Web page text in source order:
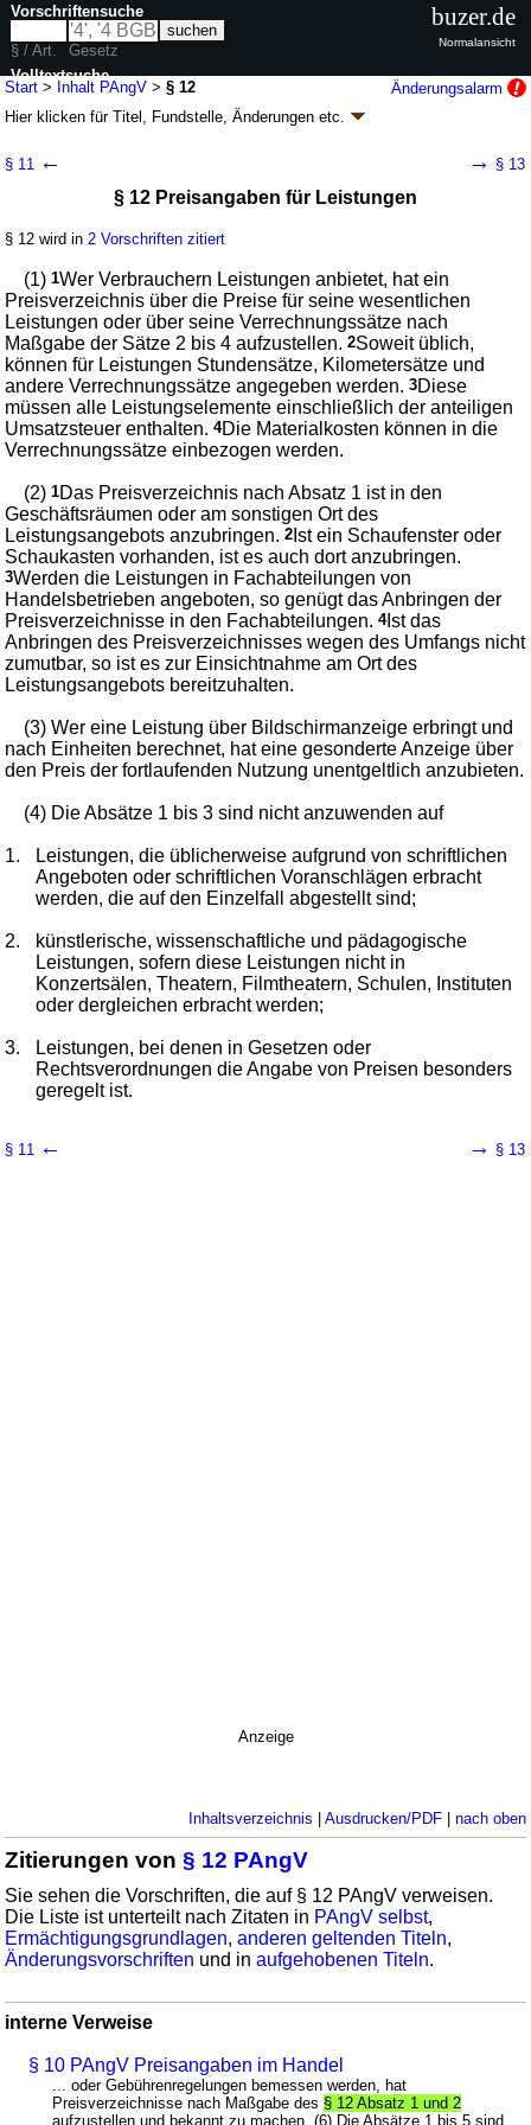
Start > Inhalt PAngV >§ 12
Änderungsalarm
Hier klicken fürTitel, Fundstelle, Änderungen etc.
G. v. 12.05.2026BGBl. 2026 I Nr. 139
Grundlagen des Preisrechts
wird in 27 Vorschriften zitiert
Abschnitt 3 Besondere Bestimmungen
§ 11 ← → § 13
§ 12 Preisangaben für Leistungen
§ 12 wird in 2 Vorschriften zitiert
(1)1Wer Verbrauchern Leistungen anbietet, hat ein
Preisverzeichnis über die Preise für seine wesentlichen
Leistungen oder über seine Verrechnungssätze nach
Maßgabe der Sätze 2 bis 4 aufzustellen.2Soweit üblich,
können für Leistungen Stundensätze, Kilometersätze und
andere Verrechnungssätze angegeben werden.3Diese
müssen alle Leistungselemente einschließlich der anteiligen
Umsatzsteuer enthalten.4Die Materialkosten können in die
Verrechnungssätze einbezogen werden.
(2)1Das Preisverzeichnis nach Absatz 1 ist in den
Geschäftsräumen oder am sonstigen Ort des
Leistungsangebots anzubringen.2 Ist ein Schaufenster oder
Schaukasten vorhanden, ist es auch dort anzubringen.
3Werden die Leistungen in Fachabteilungen von
Handelsbetrieben angeboten, so genügt das Anbringen der
Preisverzeichnisse in den Fachabteilungen.4Ist das
Anbringen des Preisverzeichnisses wegen des Umfangs nicht
zumutbar, so ist es zur Einsichtnahme am Ort des
Leistungsangebots bereitzuhalten.
(3) Wer eine Leistung über Bildschirmanzeige erbringt und
nach Einheiten berechnet, hat eine gesonderte Anzeige über
den Preis der fortlaufenden Nutzung unentgeltlich anzubieten.
(4) Die Absätze 1 bis 3 sind nicht anzuwenden auf
1.
Leistungen, die üblicherweise aufgrund von schriftlichen
Angeboten oder schriftlichen Voranschlägen erbracht
werden, die auf den Einzelfall abgestellt sind;
2.
künstlerische, wissenschaftliche und pädagogische
Leistungen, sofern diese Leistungen nicht in
Konzertsälen, Theatern, Filmtheatern, Schulen, Instituten
oder dergleichen erbracht werden;
3.
Leistungen, bei denen in Gesetzen oder
Rechtsverordnungen die Angabe von Preisen besonders
geregelt ist.
§ 11 ← → § 13
Anzeige
Inhaltsverzeichnis | Ausdrucken/PDF| nach oben
Zitierungen von§ 12 PAngV
Sie sehen die Vorschriften, die auf § 12 PAngV verweisen.
Die Liste ist unterteilt nach Zitaten in PAngV selbst,
Ermächtigungsgrundlagen,anderen geltenden Titeln,
Änderungsvorschriften und inaufgehobenen Titeln.
interne Verweise
§ 10 PAngV Preisangaben im Handel
... oder Gebührenregelungen bemessen werden, hat
Preisverzeichnisse nach Maßgabe des § 12 Absatz 1 und 2
aufzustellen und bekannt zu machen. (6) Die Absätze 1 bis 5 sind
Vorschriftensuche
§ / Art.
Gesetz
Volltextsuche
nur in PAngV
buzer.de
Normalansicht